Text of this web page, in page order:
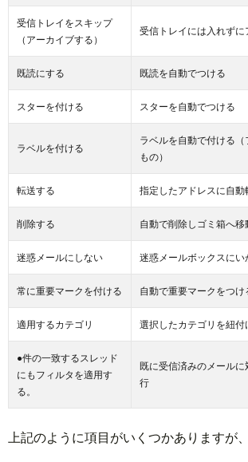
受信トレイをスキップ
（アーカイブする）
受信トレイには入れずに
既読にする 既読を自動でつける
スターを付ける スターを自動でつける
ラベルを付ける
ラベルを自動で付ける
もの）
転送する 指定したアドレスに自動
削除する 自動で削除しゴミ箱へ移
迷惑メールにしない 迷惑メールボックスにい
常に重要マークを付ける 自動で重要マークをつけ
適用するカテゴリ 選択したカテゴリを紐付
●件の一致するスレッド
にもフィルタを適用す
る。
既に受信済みのメール
行
上記のように項目がいくつかありますが、